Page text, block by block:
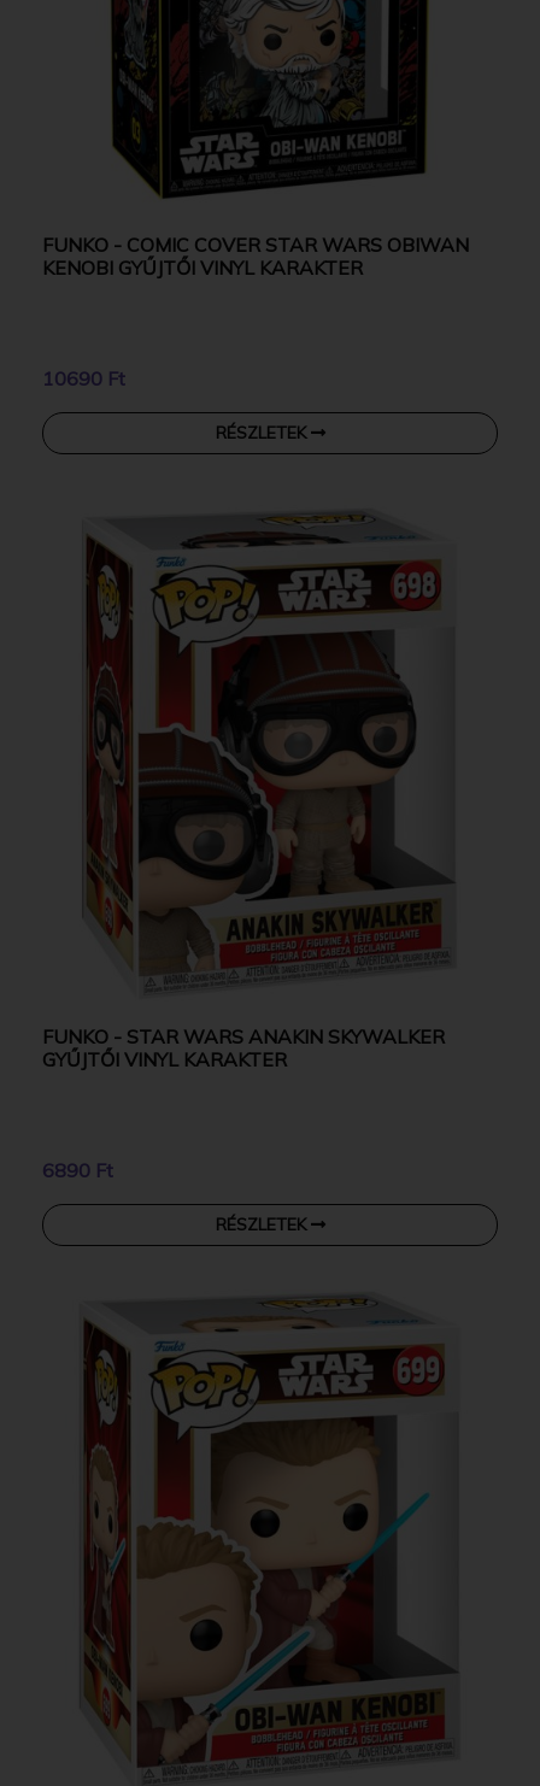
FUNKO - COMIC COVER STAR WARS OBIWAN
KENOBI GYŰJTŐI VINYL KARAKTER
10690 Ft
RÉSZLETEK
FUNKO - STAR WARS ANAKIN SKYWALKER
GYŰJTŐI VINYL KARAKTER
6890 Ft
RÉSZLETEK